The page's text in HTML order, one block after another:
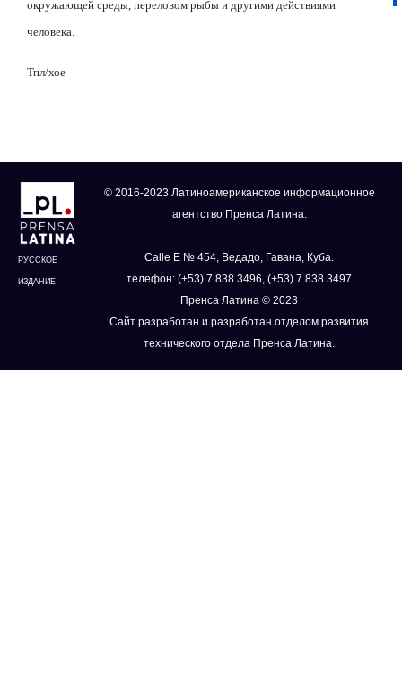
окружающей среды, переловом рыбы и другими действиями
человека.
Тпл/хое
РУССКОЕ
ИЗДАНИЕ
© 2016-2023 Латиноамериканское информационное
агентство Пренса Латина.
Calle E № 454, Ведадо, Гавана, Куба.
телефон: (+53) 7 838 3496, (+53) 7 838 3497
Пренса Латина © 2023
Сайт разработан и разработан отделом развития
технического отдела Пренса Латина.